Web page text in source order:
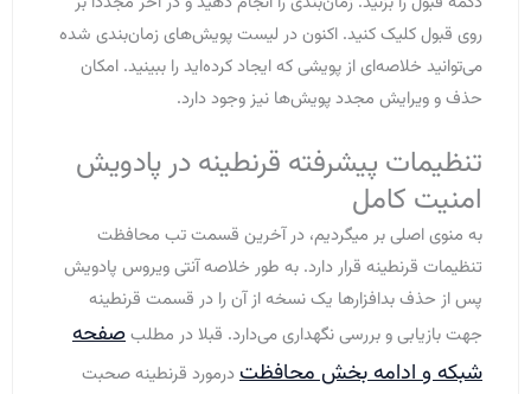
روی قبول کلیک کنید. اکنون در لیست پویش‌های زمان‌بندی شده‌
می‌توانید خلاصه‌ای از پویشی که ایجاد کرده‌اید را ببینید. امکان
حذف و ویرایش مجدد پویش‌ها نیز وجود دارد.
تنظیمات پیشرفته قرنطینه در پادویش
امنیت کامل
به منوی اصلی بر میگردیم، در آخرین قسمت تب محافظت
تنظیمات قرنطینه قرار دارد. به طور خلاصه آنتی ویروس پادویش
پس از حذف بدافزارها یک نسخه از آن را در قسمت قرنطینه
جهت بازیابی و بررسی نگهداری می‌دارد. قبلا در مطلبصفحه
شبکه و ادامه بخش محافظتدرمورد قرنطینه صحبت